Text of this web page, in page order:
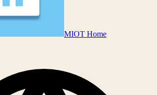
MIOT Home